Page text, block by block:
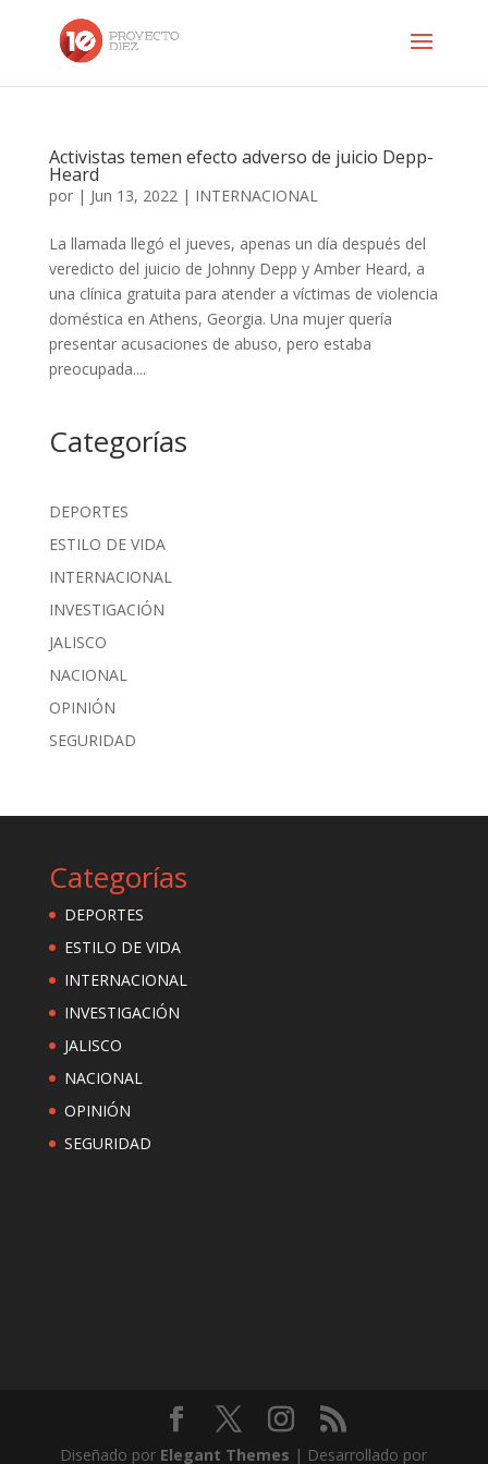
Activistas temen efecto adverso de juicio Depp-
Heard
por | Jun 13, 2022| INTERNACIONAL
La llamada llegó el jueves, apenas un día después del
veredicto del juicio de Johnny Depp y Amber Heard, a
una clínica gratuita para atender a víctimas de violencia
doméstica en Athens, Georgia. Una mujer quería
presentar acusaciones de abuso, pero estaba
preocupada....
Categorías
DEPORTES
ESTILO DE VIDA
INTERNACIONAL
INVESTIGACIÓN
JALISCO
NACIONAL
OPINIÓN
SEGURIDAD
Categorías
DEPORTES
ESTILO DE VIDA
INTERNACIONAL
INVESTIGACIÓN
JALISCO
NACIONAL
OPINIÓN
SEGURIDAD
Diseñado por Elegant Themes | Desarrollado por